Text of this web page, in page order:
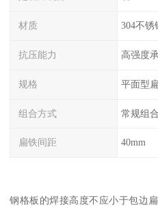
材质 304不锈
抗压能力 高强度
规格 平面型
组合方式 常规组
扁铁间距 40mm
钢格板的焊接高度不应小于包边